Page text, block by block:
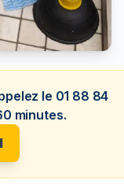
le 01 88 84
minutes.